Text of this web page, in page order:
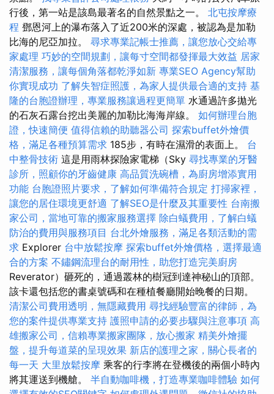
行後，第一站是該島最著名的自然景點之一。 北屯按摩療
程 鄧恩河上的瀑布落入了近200米的深處，被認為是加勒
比海的尼亞加拉。 尋求專業記帳士推薦，讓您放心交給專
家處理 巧妙的空間規劃，讓每寸空間都發揮最大效益 居家
清潔服務，讓每個角落都乾淨如新 專業SEO Agency幫助
你實現成功 了解失智症照護，為家人提供最合適的支持 基
隆的台胞證辦理，專業服務讓過程更簡單 水通過許多拋光
的石灰石露台挖出美麗的加勒比海海岸線。 如何辦理台胞
證，快速簡便 值得信賴的助聽器公司 探索buffet外燴價
格，滿足各種預算需求 185步，有時在濕滑的表面上。 台
中整骨技術 這是用雨林探險家電梯（Sky 尋找專業的牙醫
診所，照顧你的牙齒健康 高品質洗碗槽，為廚房增添實用
功能 台胞證照片要求，了解如何準備符合規定 打掃家裡，
讓您的居住環境更舒適 了解SEO是什麼及其重要性 台南搬
家公司，當地可靠的搬家服務選擇 除白蟻費用，了解白蟻
防治的費用與服務項目 台北外燴服務，滿足各類活動的需
求 Explorer 台中放鬆按摩 探索buffet外燴價格，選擇最適
合的方案 不鏽鋼流理台的耐用性，助您打造完美廚房
Reverator）砸死的，通過叢林的樹冠到達神秘山的頂部。
該卡還包括您的書桌號碼和在種植餐廳開始晚餐的日期。
清潔公司費用透明，無隱藏費用 尋找經驗豐富的律師，為
您的案件提供專業支持 護照申請的必要步驟與注意事項 高
雄搬家公司，信賴專業搬家團隊，放心搬家 精美外燴擺
盤，提升每道菜的呈現效果 新店的護理之家，關心長者的
每一天 大里放鬆按摩 乘客的行李將在登機後的兩個小時內
將其運送到機艙。 半自動咖啡機，打造專業咖啡體驗 如何